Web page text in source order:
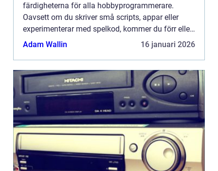
färdigheterna för alla hobbyprogrammerare.
Oavsett om du skriver små scripts, appar eller
experimenterar med spelkod, kommer du förr eller
senare stöta på buggar so...
Adam Wallin 16 januari 2026